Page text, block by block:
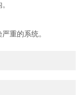
重的系统。